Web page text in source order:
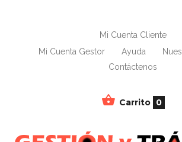
Mi Cuenta Cliente
Mi Cuenta Gestor
Ayuda
Contáctenos
Carrito 0